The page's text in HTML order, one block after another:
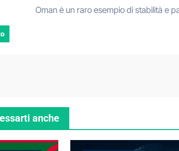
Oman è un raro esempio di stabilità e
anche